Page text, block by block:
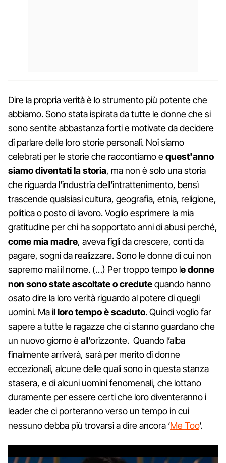
Dire la propria verità è lo strumento più potente che
abbiamo. Sono stata ispirata da tutte le donne che si
sono sentite abbastanza forti e motivate da decidere
di parlare delle loro storie personali. Noi siamo
celebrati per le storie che raccontiamo equest'anno
siamo diventati la storia, ma non è solo una storia
che riguarda l'industria dell'intrattenimento, bensì
trascende qualsiasi cultura, geografia, etnia, religione,
politica o posto di lavoro. Voglio esprimere la mia
gratitudine per chi ha sopportato anni di abusi perché,
come mia madre, aveva figli da crescere, conti da
pagare, sogni da realizzare. Sono le donne di cui non
sapremo mai il nome. (…) Per troppo tempo le donne
non sono state ascoltate o credutequando hanno
osato dire la loro verità riguardo al potere di quegli
uomini. Ma il loro tempo è scaduto. Quindi voglio far
sapere a tutte le ragazze che ci stanno guardano che
un nuovo giorno è all'orizzonte. Quando l’alba
finalmente arriverà, sarà per merito di donne
eccezionali, alcune delle quali sono in questa stanza
stasera, e di alcuni uomini fenomenali, che lottano
duramente per essere certi che loro diventeranno i
leader che ci porteranno verso un tempo in cui
nessuno debba più trovarsi a dire ancora ‘Me Too‘.